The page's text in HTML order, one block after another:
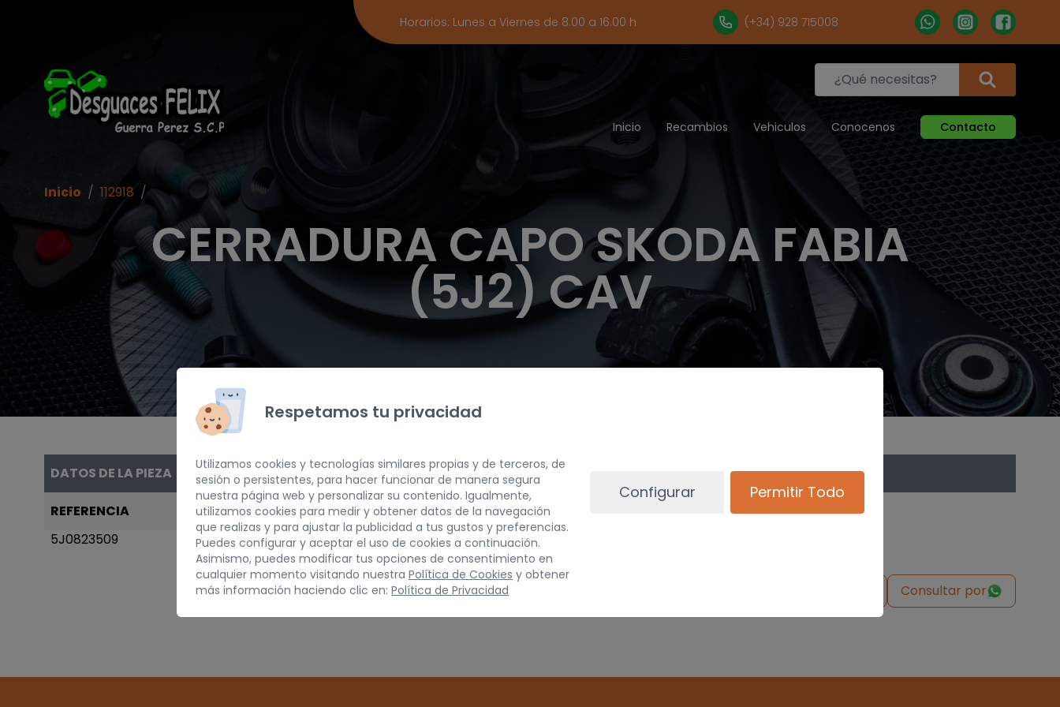
Horarios: Lunes a Viernes de 8.00 a 16.00 h (+34) 928 715008
Inicio Recambios Vehiculos Conocenos Contacto
CERRADURA CAPO SKODA FABIA
(5J2) CAV
Inicio / 112918 /
DATOS DE LA PIEZA
REFERENCIA
5J0823509
AÑO
2011
PESO
Consultar por
Respetamos tu privacidad
Utilizamos cookies y tecnologías similares propias y de terceros, de
sesión o persistentes, para hacer funcionar de manera segura
nuestra página web y personalizar su contenido. Igualmente,
utilizamos cookies para medir y obtener datos de la navegación
que realizas y para ajustar la publicidad a tus gustos y preferencias.
Puedes configurar y aceptar el uso de cookies a continuación.
Asimismo, puedes modificar tus opciones de consentimiento en
cualquier momento visitando nuestra Política de Cookies y obtener
más información haciendo clic en: Política de Privacidad
Configurar Permitir Todo